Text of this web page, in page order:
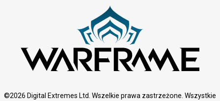
©2026 Digital Extremes Ltd. Wszelkie prawa zastrzeżone. Wszystkie